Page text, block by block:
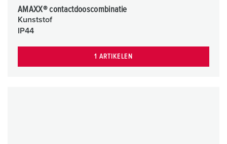
AMAXX® contactdooscombinatie
Kunststof
IP44
1 ARTIKELEN